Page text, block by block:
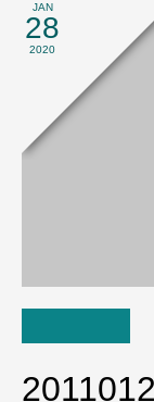
JAN
28
2020